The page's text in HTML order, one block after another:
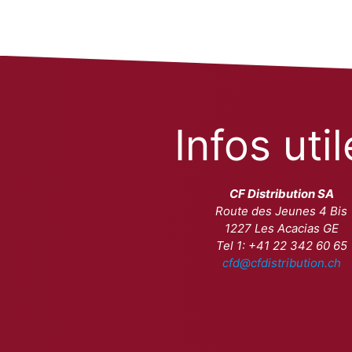
Infos
CF Distribution SA
Route des Jeunes 4 Bis
1227 Les Acacias GE
Tel 1: +41 22 342 60 65
cfd@cfdistribution.ch